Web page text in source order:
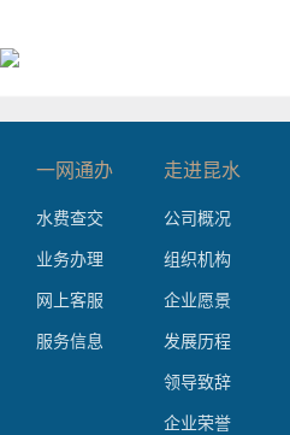
一网通办
水费查交
业务办理
网上客服
服务信息
走进昆水
公司概况
组织机构
企业愿景
发展历程
领导致辞
企业荣誉